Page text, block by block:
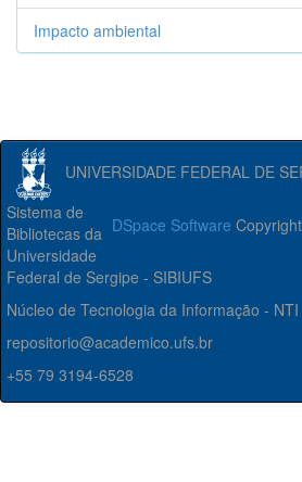
Impacto ambiental
UNIVERSIDADE FEDERAL DE
DSpace Software
Sistema de
Bibliotecas da
Universidade
Federal de Sergipe - SIBIUFS
Núcleo de Tecnologia da Informação - NTI
repositorio@academico.ufs.br
+55 79 3194-6528